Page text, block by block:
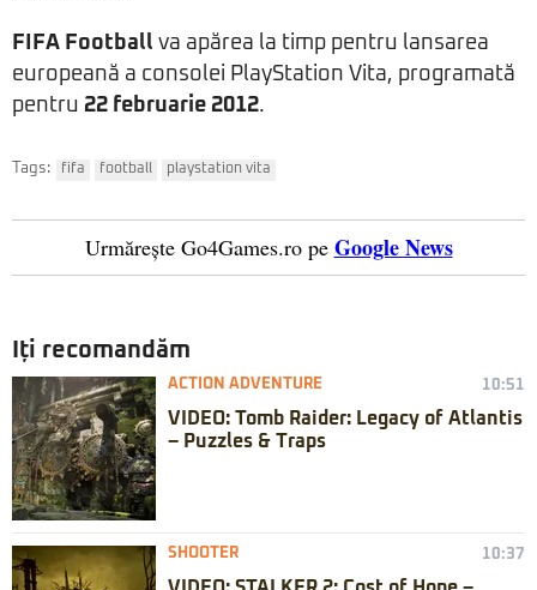
FIFA Football va apărea la timp pentru lansarea
europeană a consolei PlayStation Vita, programată
pentru 22 februarie 2012.
Tags: fifa football playstation vita
Urmărește Go4Games.ro pe Google News
Iți recomandăm
ACTION ADVENTURE 10:51
VIDEO: Tomb Raider: Legacy of Atlantis
– Puzzles & Traps
SHOOTER 10:37